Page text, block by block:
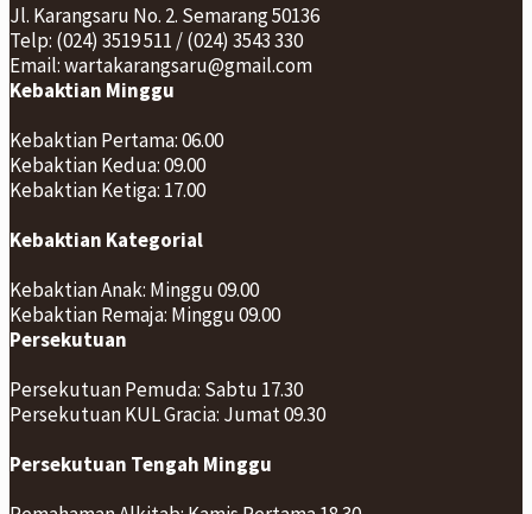
Jl. Karangsaru No. 2. Semarang 50136
Telp: (024) 3519 511 / (024) 3543 330
Email: wartakarangsaru@gmail.com
Kebaktian Minggu
Kebaktian Pertama: 06.00
Kebaktian Kedua: 09.00
Kebaktian Ketiga: 17.00
Kebaktian Kategorial
Kebaktian Anak: Minggu 09.00
Kebaktian Remaja: Minggu 09.00
Persekutuan
Persekutuan Pemuda: Sabtu 17.30
Persekutuan KUL Gracia: Jumat 09.30
Persekutuan Tengah Minggu